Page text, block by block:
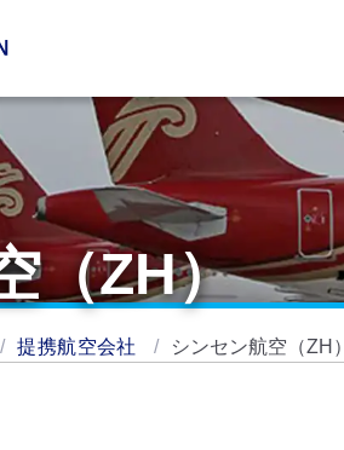
（ZH）
提携航空会社 シンセン航空（ZH）